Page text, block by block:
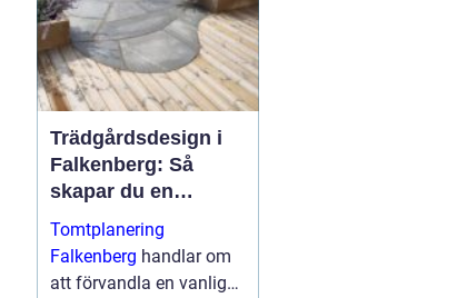
Trädgårdsdesign i
Falkenberg: Så
skapar du en
genomtänkt
trädgård som håller
över tid
Tomtplanering
Falkenberg handlar om
att förvandla en vanlig